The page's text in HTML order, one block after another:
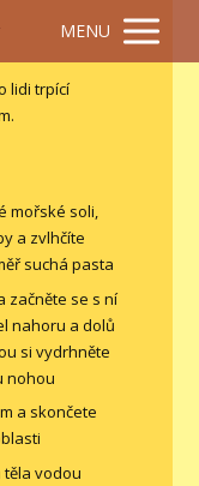
MENU
lidi trpící
mořské soli,
a zvlhčíte
suchá pasta
začněte se s ní
nahoru a dolů
si vydrhněte
nohou
a skončete
vodou